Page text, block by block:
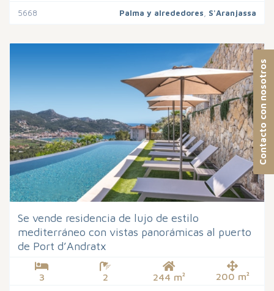
5668 Palma y alrededores S'Aranjassa
Se vende residencia de lujo de estilo
mediterráneo con vistas panorámicas al puerto
de Port d’Andratx
3 2 244 m² 200 m²
Contacto con nosotros